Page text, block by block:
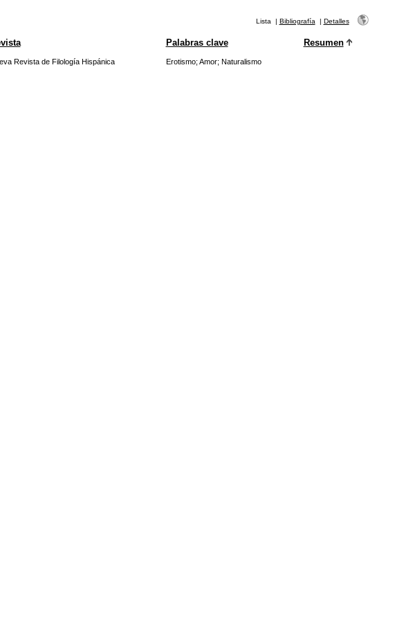
Lista | Bibliografía | Detalles
Palabras clave Resumen
Revista de Filología Hispánica Erotismo; Amor; Naturalismo